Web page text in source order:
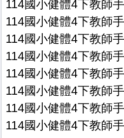
114國小健體4下教師
114國小健體4下教師
114國小健體4下教師
114國小健體4下教師
114國小健體4下教師
114國小健體4下教師
114國小健體4下教師
114國小健體4下教師